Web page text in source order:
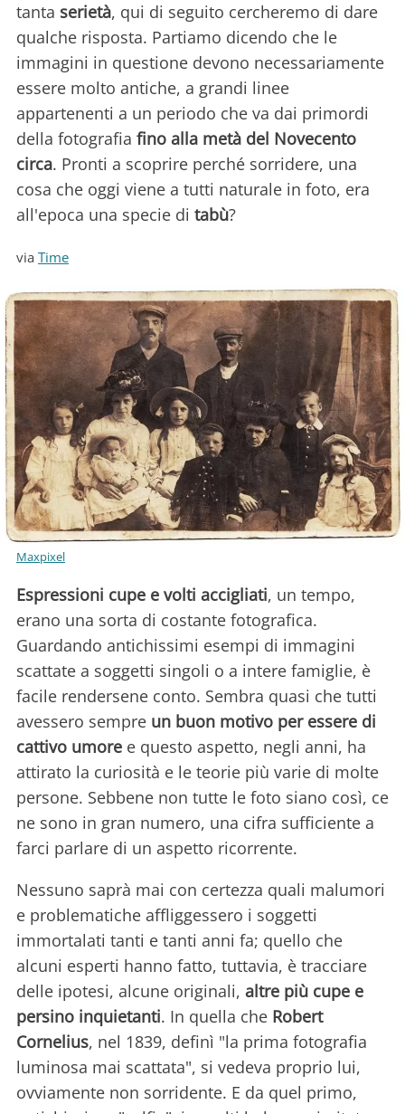
tanta serietà, qui di seguito cercheremo di dare
qualche risposta. Partiamo dicendo che le
immagini in questione devono necessariamente
essere molto antiche, a grandi linee
appartenenti a un periodo che va dai primordi
della fotografia fino alla metà del Novecento
circa. Pronti a scoprire perché sorridere, una
cosa che oggi viene a tutti naturale in foto, era
all'epoca una specie di tabù?
via Time
Maxpixel
Espressioni cupe e volti accigliati, un tempo,
erano una sorta di costante fotografica.
Guardando antichissimi esempi di immagini
scattate a soggetti singoli o a intere famiglie, è
facile rendersene conto. Sembra quasi che tutti
avessero sempre un buon motivo per essere di
cattivo umore e questo aspetto, negli anni, ha
attirato la curiosità e le teorie più varie di molte
persone. Sebbene non tutte le foto siano così, ce
ne sono in gran numero, una cifra sufficiente a
farci parlare di un aspetto ricorrente.
Nessuno saprà mai con certezza quali malumori
e problematiche affliggessero i soggetti
immortalati tanti e tanti anni fa; quello che
alcuni esperti hanno fatto, tuttavia, è tracciare
delle ipotesi, alcune originali, altre più cupe e
persino inquietanti. In quella che Robert
Cornelius, nel 1839, definì "la prima fotografia
luminosa mai scattata", si vedeva proprio lui,
ovviamente non sorridente. E da quel primo,